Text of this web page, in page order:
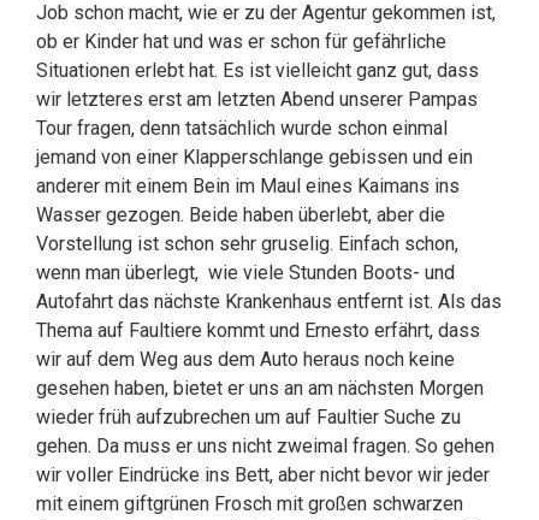
Job schon macht, wie er zu der Agentur gekommen ist,
ob er Kinder hat und was er schon für gefährliche
Situationen erlebt hat. Es ist vielleicht ganz gut, dass
wir letzteres erst am letzten Abend unserer Pampas
Tour fragen, denn tatsächlich wurde schon einmal
jemand von einer Klapperschlange gebissen und ein
anderer mit einem Bein im Maul eines Kaimans ins
Wasser gezogen. Beide haben überlebt, aber die
Vorstellung ist schon sehr gruselig. Einfach schon,
wenn man überlegt, wie viele Stunden Boots- und
Autofahrt das nächste Krankenhaus entfernt ist. Als das
Thema auf Faultiere kommt und Ernesto erfährt, dass
wir auf dem Weg aus dem Auto heraus noch keine
gesehen haben, bietet er uns an am nächsten Morgen
wieder früh aufzubrechen um auf Faultier Suche zu
gehen. Da muss er uns nicht zweimal fragen. So gehen
wir voller Eindrücke ins Bett, aber nicht bevor wir jeder
mit einem giftgrünen Frosch mit großen schwarzen